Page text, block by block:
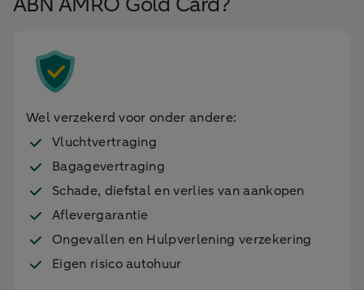
Wel verzekerd voor onder andere:
Vluchtvertraging
Bagagevertraging
Schade, diefstal en verlies van aankopen
Aflevergarantie
Ongevallen en Hulpverlening verzekering
Eigen risico autohuur